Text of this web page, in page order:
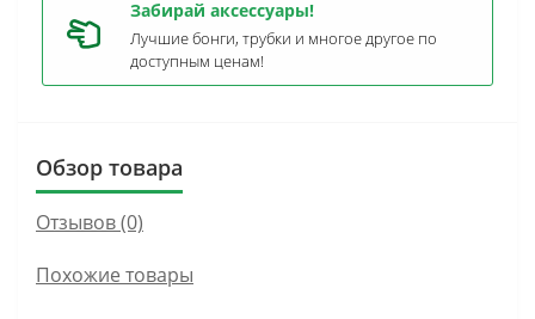
Забирай аксессуары!
Лучшие бонги, трубки и многое другое по
доступным ценам!
Обзор товара
Отзывов (0)
Похожие товары